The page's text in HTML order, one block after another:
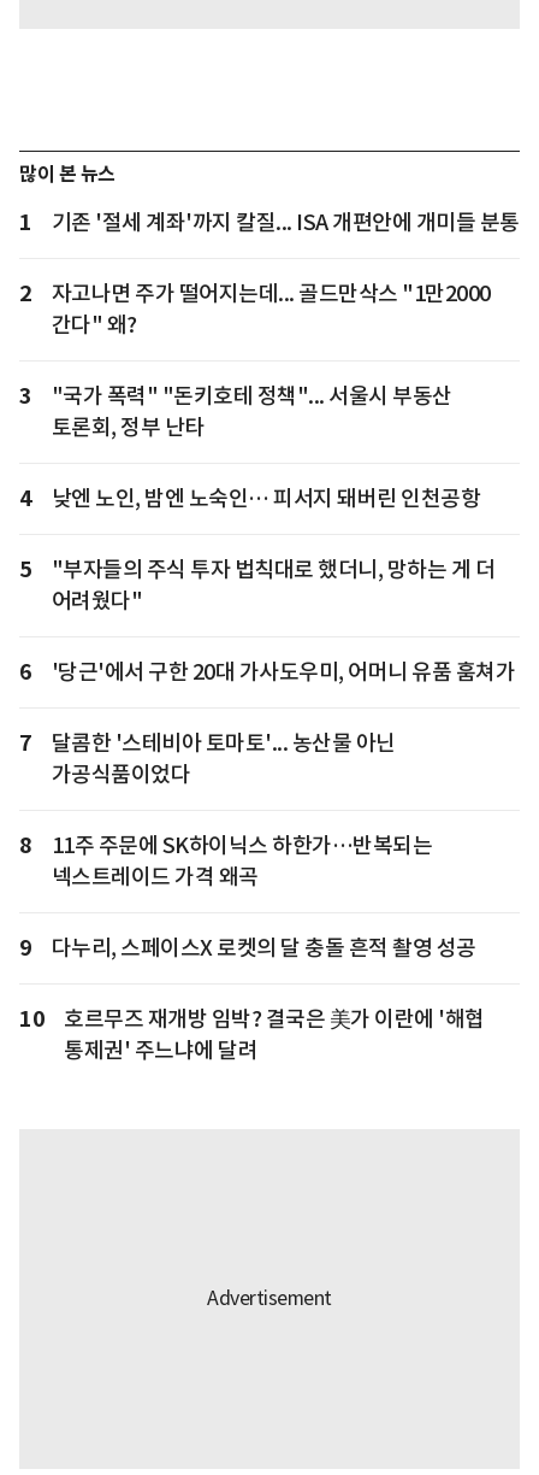
많이 본 뉴스
1 기존 '절세 계좌'까지 칼질... ISA 개편안에 개미들 분통
2
자고나면 주가 떨어지는데... 골드만삭스 "1만2000
간다" 왜?
3
"국가 폭력" "돈키호테 정책"... 서울시 부동산
토론회, 정부 난타
4 낮엔 노인, 밤엔 노숙인… 피서지 돼버린 인천공항
5
"부자들의 주식 투자 법칙대로 했더니, 망하는 게 더
어려웠다"
6 '당근'에서 구한 20대 가사도우미, 어머니 유품 훔쳐가
7
달콤한 '스테비아 토마토'... 농산물 아닌
가공식품이었다
8
11주 주문에 SK하이닉스 하한가…반복되는
넥스트레이드 가격 왜곡
9 다누리, 스페이스X 로켓의 달 충돌 흔적 촬영 성공
10
호르무즈 재개방 임박? 결국은 美가 이란에 '해협
통제권' 주느냐에 달려